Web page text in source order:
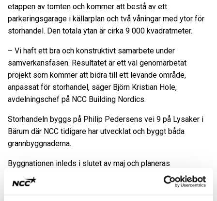
etappen av tomten och kommer att bestå av ett
parkeringsgarage i källarplan och två våningar med ytor för
storhandel. Den totala ytan är cirka 9 000 kvadratmeter.
– Vi haft ett bra och konstruktivt samarbete under
samverkansfasen. Resultatet är ett väl genomarbetat
projekt som kommer att bidra till ett levande område,
anpassat för storhandel, säger Björn Kristian Hole,
avdelningschef på NCC Building Nordics.
Storhandeln byggs på Philip Pedersens vei 9 på Lysaker i
Bärum där NCC tidigare har utvecklat och byggt båda
grannbyggnaderna.
Byggnationen inleds i slutet av maj och planeras
färdigställas under hösten 2027.
Ordervärdet om cirka 200 MSEK registreras i andra